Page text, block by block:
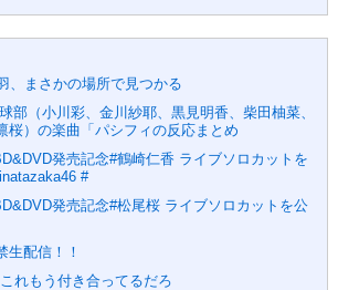
、まさかの場所で見つかる
部（小川彩、金川紗耶、黒見明香、柴田柚菜、
桜）の楽曲「パシフィの反応まとめ
発売記念#鶴崎仁香 ライブソロカットを
#
発売記念#松尾桜 ライブソロカットを公
生配信！！
れもう付き合ってるだろ